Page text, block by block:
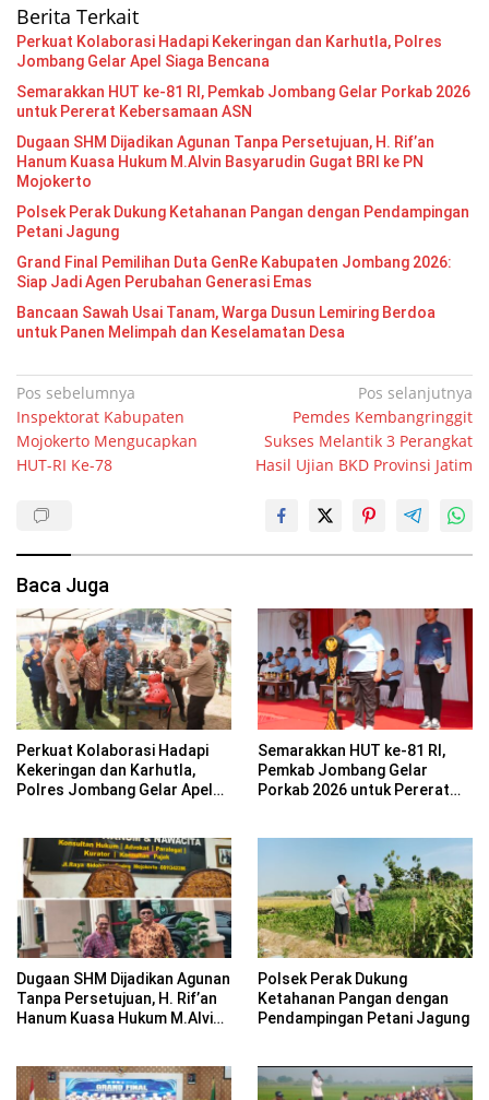
Berita Terkait
Perkuat Kolaborasi Hadapi Kekeringan dan Karhutla, Polres
Jombang Gelar Apel Siaga Bencana
Semarakkan HUT ke-81 RI, Pemkab Jombang Gelar Porkab 2026
untuk Pererat Kebersamaan ASN
Dugaan SHM Dijadikan Agunan Tanpa Persetujuan, H. Rif’an
Hanum Kuasa Hukum M.Alvin Basyarudin Gugat BRI ke PN
Mojokerto
Polsek Perak Dukung Ketahanan Pangan dengan Pendampingan
Petani Jagung
Grand Final Pemilihan Duta GenRe Kabupaten Jombang 2026:
Siap Jadi Agen Perubahan Generasi Emas
Bancaan Sawah Usai Tanam, Warga Dusun Lemiring Berdoa
untuk Panen Melimpah dan Keselamatan Desa
Navigasi
pos
Pos sebelumnya
Inspektorat Kabupaten
Mojokerto Mengucapkan
HUT-RI Ke-78
Pos selanjutnya
Pemdes Kembangringgit
Sukses Melantik 3 Perangkat
Hasil Ujian BKD Provinsi Jatim
Baca Juga
Perkuat Kolaborasi Hadapi
Kekeringan dan Karhutla,
Polres Jombang Gelar Apel
Semarakkan HUT ke-81 RI,
Pemkab Jombang Gelar
Porkab 2026 untuk Pererat
Dugaan SHM Dijadikan Agunan
Tanpa Persetujuan, H. Rif’an
Hanum Kuasa Hukum M.Alvin
Polsek Perak Dukung
Ketahanan Pangan dengan
Pendampingan Petani Jagung